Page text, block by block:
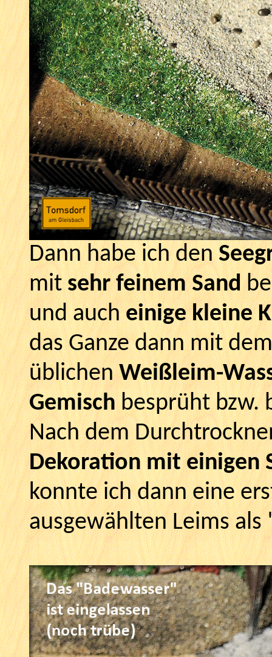
Dann habe ich den
mitsehr feinem Sand
und aucheinige kleine
das Ganze dann mit
üblichenWeißleim-
Gemischbesprüht bzw.
Nach dem
Dekoration mit einigen
konnte ich dann eine
ausgewählten Leims